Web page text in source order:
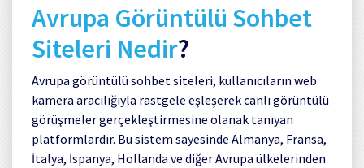
Avrupa Görüntülü Sohbet
Siteleri Nedir?
Avrupa görüntülü sohbet siteleri, kullanıcıların web
kamera aracılığıyla rastgele eşleşerek canlı görüntülü
görüşmeler gerçekleştirmesine olanak tanıyan
platformlardır. Bu sistem sayesinde Almanya, Fransa,
İtalya, İspanya, Hollanda ve diğer Avrupa ülkelerinden